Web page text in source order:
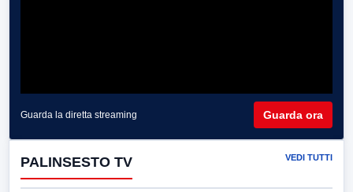
Guarda la diretta streaming Guarda ora
PALINSESTO TV VEDI TUTTI